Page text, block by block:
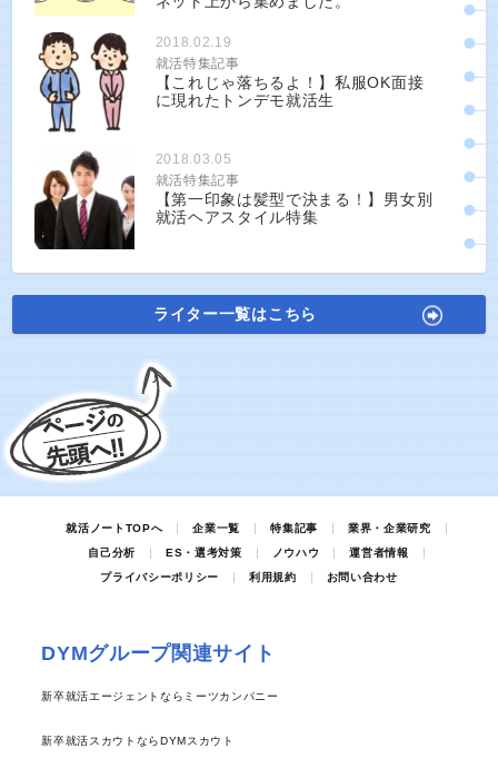
2018.02.19
就活特集記事
【これじゃ落ちるよ！】私服OK面接
に現れたトンデモ就活生
2018.03.05
就活特集記事
【第一印象は髪型で決まる！】男女別
就活ヘアスタイル特集
ライター一覧はこちら
就活ノートTOPへ 企業一覧 特集記事
業界・企業研究
自己分析
ES・選考対策 ノウハウ
運営者情報
プライバシーポリシー
利用規約 お問い合わせ
DYMグループ関連サイト
新卒就活エージェントならミーツカンパニー
新卒就活スカウトならDYMスカウト